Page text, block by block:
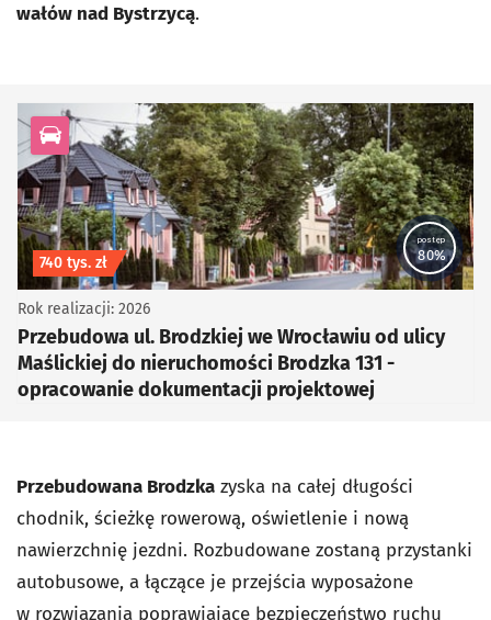
wałów nad Bystrzycą.
kategoria Infrastruktura drogowa
postęp
80%
Koszt inwestycji
740 tys. zł
Przebudowa ul. Brodzkiej we Wrocławiu od ulicy
Maślickiej do nieruchomości Brodzka 131 -
opracowanie dokumentacji projektowej
Rok realizacji: 2026
Przebudowana Brodzka zyska na całej długości
chodnik, ścieżkę rowerową, oświetlenie i nową
nawierzchnię jezdni. Rozbudowane zostaną przystanki
autobusowe, a łączące je przejścia wyposażone
w rozwiązania poprawiające bezpieczeństwo ruchu